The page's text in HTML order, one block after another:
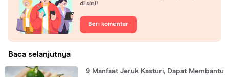
di sini!
Beri komentar
Baca selanjutnya
9 Manfaat Jeruk Kasturi, Dapat Membantu